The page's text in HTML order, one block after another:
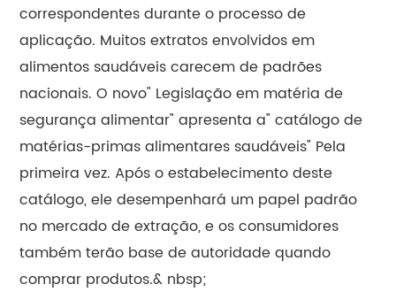
correspondentes durante o processo de
aplicação. Muitos extratos envolvidos em
alimentos saudáveis carecem de padrões
nacionais. O novo" Legislação em matéria de
segurança alimentar" apresenta a" catálogo de
matérias-primas alimentares saudáveis" Pela
primeira vez. Após o estabelecimento deste
catálogo, ele desempenhará um papel padrão
no mercado de extração, e os consumidores
também terão base de autoridade quando
comprar produtos.& nbsp;